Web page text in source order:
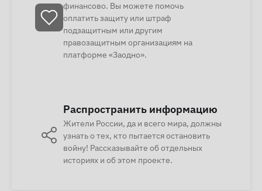
финансово. Вы можете помочь
оплатить защиту или штраф
подзащитным или другим
правозащитным организациям на
платформе «Заодно».
Распространить информацию
Жители России, да и всего мира, должны
узнать о тех, кто пытается остановить
войну! Рассказывайте об отдельных
историях и об этом проекте.